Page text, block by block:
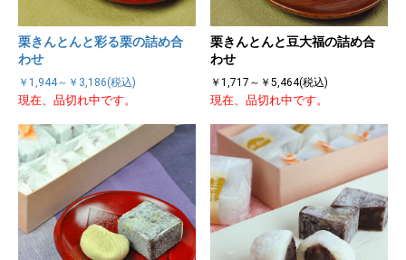
栗きんとんと彩る栗の詰め合
わせ
￥1,944～￥3,186(税込)
現在、品切れ中です。
栗きんとんと豆大福の詰め合
わせ
￥1,717～￥5,464(税込)
現在、品切れ中です。